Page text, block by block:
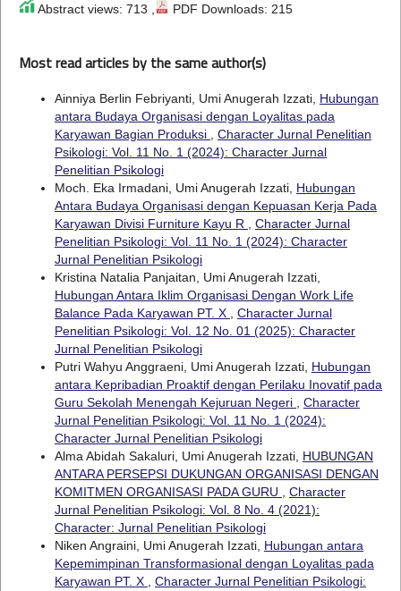
Abstract views: 713 , PDF Downloads: 215
Most read articles by the same author(s)
Ainniya Berlin Febriyanti, Umi Anugerah Izzati, Hubungan
antara Budaya Organisasi dengan Loyalitas pada
Karyawan Bagian Produksi , Character Jurnal Penelitian
Psikologi: Vol. 11 No. 1 (2024): Character Jurnal
Penelitian Psikologi
Moch. Eka Irmadani, Umi Anugerah Izzati, Hubungan
Antara Budaya Organisasi dengan Kepuasan Kerja Pada
Karyawan Divisi Furniture Kayu R , Character Jurnal
Penelitian Psikologi: Vol. 11 No. 1 (2024): Character
Jurnal Penelitian Psikologi
Kristina Natalia Panjaitan, Umi Anugerah Izzati,
Hubungan Antara Iklim Organisasi Dengan Work Life
Balance Pada Karyawan PT. X , Character Jurnal
Penelitian Psikologi: Vol. 12 No. 01 (2025): Character
Jurnal Penelitian Psikologi
Putri Wahyu Anggraeni, Umi Anugerah Izzati, Hubungan
antara Kepribadian Proaktif dengan Perilaku Inovatif pada
Guru Sekolah Menengah Kejuruan Negeri , Character
Jurnal Penelitian Psikologi: Vol. 11 No. 1 (2024):
Character Jurnal Penelitian Psikologi
Alma Abidah Sakaluri, Umi Anugerah Izzati, HUBUNGAN
ANTARA PERSEPSI DUKUNGAN ORGANISASI DENGAN
KOMITMEN ORGANISASI PADA GURU , Character
Jurnal Penelitian Psikologi: Vol. 8 No. 4 (2021):
Character: Jurnal Penelitian Psikologi
Niken Angraini, Umi Anugerah Izzati, Hubungan antara
Kepemimpinan Transformasional dengan Loyalitas pada
Karyawan PT. X , Character Jurnal Penelitian Psikologi: